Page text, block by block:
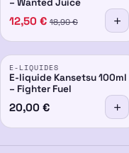
– Wanted Juice
12,50 € 18,90€
E-LIQUIDES
E-liquide Kansetsu 100ml
– Fighter Fuel
20,00 €